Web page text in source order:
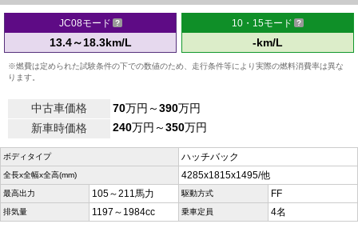
JC08モード
13.4～18.3km/L
10・15モード
-km/L
※燃費は定められた試験条件の下での数値のため、走行条件等により実際の燃料消費率は異な
ります。
中古車価格 70万円～390万円
新車時価格
240万円～350万円
ボディタイプ ハッチバック
全長x全幅x全高(mm) 4285x1815x1495/他
最高出力 105～211馬力 駆動方式 FF
排気量 1197～1984cc 乗車定員 4名